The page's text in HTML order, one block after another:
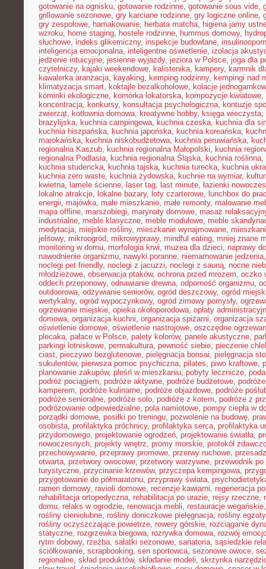
gotowanie na ognisku, gotowanie rodzinne, gotowanie sous vide,
grillowanie sezonowe, gry karciane rodzinne, gry logiczne online,
gry zespołowe, hamakowanie, herbata matcha, higiena jamy
wzroku, home staging, hostele rodzinne, hummus domowy,
słuchowe, indeks glikemiczny, inspekcje budowlane,
inteligencja emocjonalna, inteligentne oświetlenie, izolacja
jedzenie intuicyjne, jesienne wyjazdy, jeziora w Polsce, joga dla
czytelniczy, kajaki weekendowe, kalistenika, kampery, karmnik
kawalerka aranżacja, kayaking, kemping rodzinny, kempingi nad
klimatyzacja smart, koktajle bezalkoholowe, kolacje
kominki ekologiczne, komórka lokatorska, kompozycje kwiatowe,
koncentracja, konkursy, konsultacja psychologiczna, kontuzje
zwierząt, kotłownia domowa, kreatywne hobby, księga wieczysta,
brazylijska, kuchnia campingowa, kuchnia czeska, kuchnia dla
kuchnia hiszpańska, kuchnia japońska, kuchnia koreańska,
marokańska, kuchnia niskobudżetowa, kuchnia peruwiańska,
regionalna Kaszub, kuchnia regionalna Małopolski, kuchnia
regionalna Podlasia, kuchnia regionalna Śląska, kuchnia roślinna,
kuchnia studencka, kuchnia tajska, kuchnia turecka, kuchnia
kuchnia zero waste, kuchnia żydowska, kuchnie na wymiar,
kwietna, lamele ścienne, laser tag, last minute, łazienki
lokalne atrakcje, lokalne bazary, loty czarterowe, lunchbox do
energii, majówka, małe mieszkanie, małe remonty, malowanie
mapa offline, marszobiegi, marynaty domowe, masaż
industrialne, meble klasyczne, meble modułowe, meble
medytacja, miejskie rośliny, mieszkanie wynajmowane,
jelitowy, mikroogród, mikrowyprawy, mindful eating, mniej znane
monitoring w domu, morfologia krwi, muzea dla dzieci, naprawy
nawodnienie organizmu, nawyki poranne, niemarnowanie jedzenia
noclegi pet friendly, noclegi z jacuzzi, noclegi z sauną, nocne
młodzieżowe, obserwacja ptaków, ochrona przed mrozem, oczko
oddech przeponowy, odnawianie drewna, odporność organizmu,
outdoorowa, odżywianie seniorów, ogród deszczowy, ogród
wertykalny, ogród wypoczynkowy, ogród zimowy pomysły,
ogrzewanie miejskie, opieka okołoporodowa, opłaty
domowa, organizacja kuchni, organizacja spiżarni, organizacja
oświetlenie domowe, oświetlenie nastrojowe, oszczędne
plecaka, pałace w Polsce, palety kolorów, panele akustyczne,
parkingi lotniskowe, permakultura, pewność siebie, pieczenie
ciast, pieczywo bezglutenowe, pielęgnacja bonsai, pielęgnacja
sukulentów, pierwsza pomoc psychiczna, pilates, piwo kraftowe,
planowanie zakupów, pleśń w mieszkaniu, pobyty lecznicze,
podróż pociągiem, podróże aktywne, podróże budżetowe,
kamperem, podróże kulinarne, podróże objazdowe, podróże
podróże senioralne, podróże solo, podróże z kotem, podróże z
podróżowanie odpowiedzialne, pola namiotowe, pompy ciepła w
porządki domowe, posiłki po treningu, pozwolenie na budowę,
osobista, profilaktyka próchnicy, profilaktyka serca, profilaktyka
przydomowego, projektowanie ogrodzeń, projektowanie światła,
nowoczesnych, projekty wnętrz, promy morskie, protokół
przechowywanie, przeprawy promowe, przerwy ruchowe,
otwarta, przetwory owocowe, przetwory warzywne, przewodnik
turystyczne, przycinanie krzewów, przyczepa kempingowa,
przygotowanie do półmaratonu, przyprawy świata,
ramen domowy, ravioli domowe, recenzje kawiarni, regeneracja
rehabilitacja ortopedyczna, rehabilitacja po urazie, rejsy rzeczne,
domu, relaks w ogrodzie, renowacja mebli, restauracje wegańskie
rośliny cieniolubne, rośliny doniczkowe pielęgnacja, rośliny
rośliny oczyszczające powietrze, rowery górskie, rozciąganie
statyczne, rozgrzewka biegowa, rozrywka domowa, rozwój
rytm dobowy, rzeźba, sałatki sezonowe, sanatoria, sąsiedzkie
ściółkowanie, scrapbooking, sen sportowca, sezonowe owoce,
regionalne, skład produktów, składanie modeli, skrzynka